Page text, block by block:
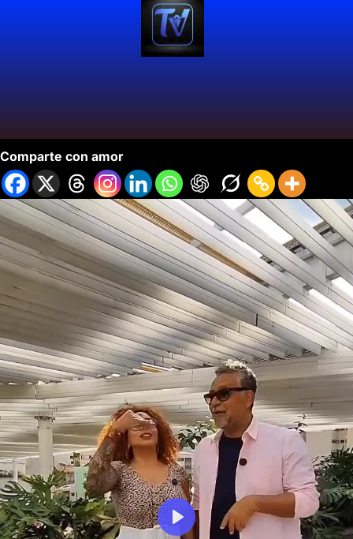
Comparte con amor